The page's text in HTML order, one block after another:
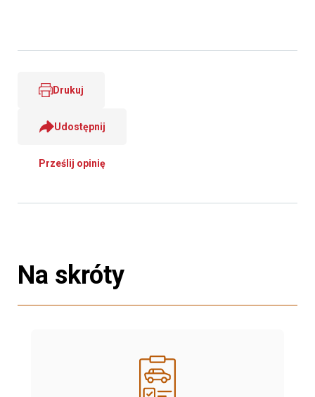
Drukuj
Udostępnij
Prześlij opinię
Na skróty